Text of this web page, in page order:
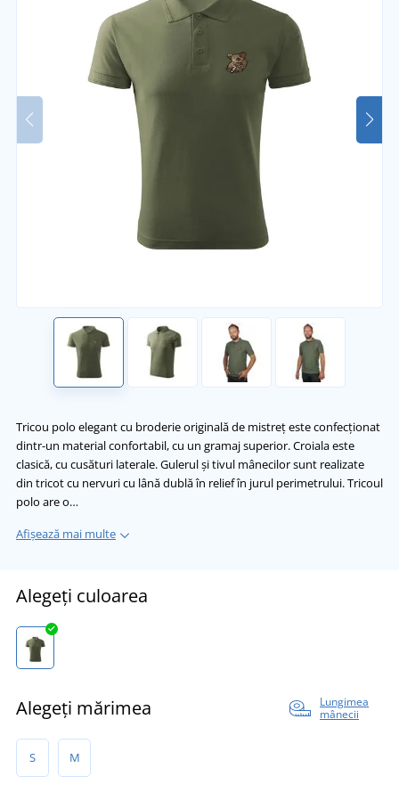
Tricou polo elegant cu broderie originală de mistreț este confecționat
dintr-un material confortabil, cu un gramaj superior. Croiala este
clasică, cu cusături laterale. Gulerul și tivul mânecilor sunt realizate
din tricot cu nervuri cu lână dublă în relief în jurul perimetrului. Tricoul
polo are o…
Afișează mai multe
Alegeți culoarea
Alegeți mărimea
Lungimea
mânecii
S M